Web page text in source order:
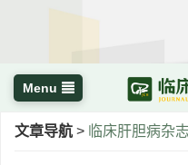
Menu
文章导航 > 临床肝胆病杂